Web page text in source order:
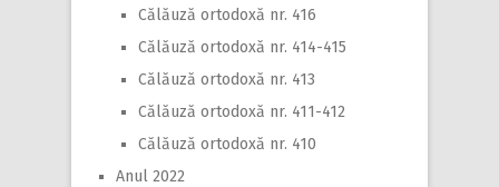
Călăuză ortodoxă nr. 416
Călăuză ortodoxă nr. 414-415
Călăuză ortodoxă nr. 413
Călăuză ortodoxă nr. 411-412
Călăuză ortodoxă nr. 410
Anul 2022